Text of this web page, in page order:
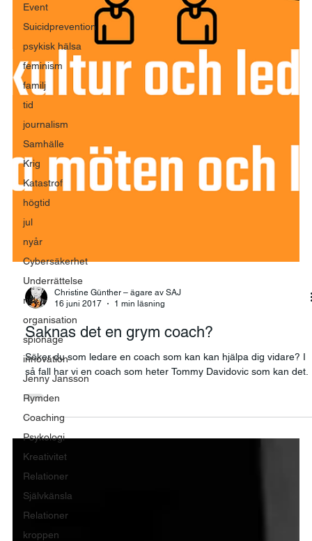
Event
Suicidprevention
psykisk hälsa
feminism
familj
tid
journalism
Samhälle
Krig
Katastrof
högtid
jul
nyår
Cybersäkerhet
Underrättelse
risk
organisation
spionage
innovation
Jenny Jansson
Rymden
Coaching
Psykologi
Kreativitet
Relationer
Självkänsla
Relationer
kroppen
Christine Günther – ägare av SAJ
16 juni 2017
Saknas det en grym coach?
Söker du som ledare en coach som kan kan hjälpa dig vidare? I
så fall har vi en coach som heter Tommy Davidovic som kan det.